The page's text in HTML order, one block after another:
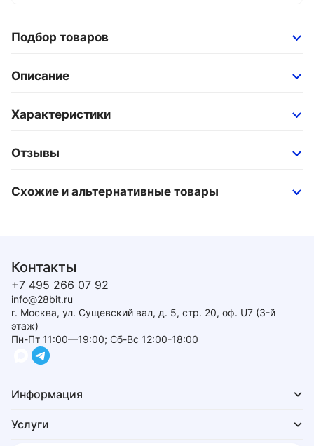
Подбор товаров
Описание
Характеристики
Отзывы
Схожие и альтернативные товары
Контакты
+7 495 266 07 92
info@28bit.ru
г. Москва, ул. Сущевский вал, д. 5, стр. 20, оф. U7 (3-й
этаж)
Пн-Пт 11:00—19:00; Сб-Вс 12:00-18:00
Информация
Услуги